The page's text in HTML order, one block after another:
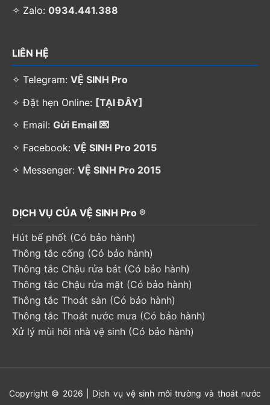
✧ Zalo: 0934.441.388
LIÊN HỆ
✧ Telegram: VỆ SINH Pro
✧ Đặt hẹn Online: [TẠI ĐÂY]
✧ Email: Gửi Email 💌
✧ Facebook: VỆ SINH Pro 2015
✧ Messenger: VỆ SINH Pro 2015
DỊCH VỤ CỦA VỆ SINH Pro ®
Hút bể phốt (Có bảo hành)
Thông tắc cống (Có bảo hành)
Thông tắc Chậu rửa bát (Có bảo hành)
Thông tắc Chậu rửa mặt (Có bảo hành)
Thông tắc Thoát sàn (Có bảo hành)
Thông tắc Thoát nước mưa (Có bảo hành)
Xử lý mùi hôi nhà vệ sinh (Có bảo hành)
Copyright © 2026 | Dịch vụ vệ sinh môi trường và thoát nước